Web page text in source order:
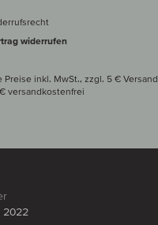
widerrufen
Preise inkl. MwSt., zzgl. 5 € Versand
versand­kosten­frei
2022